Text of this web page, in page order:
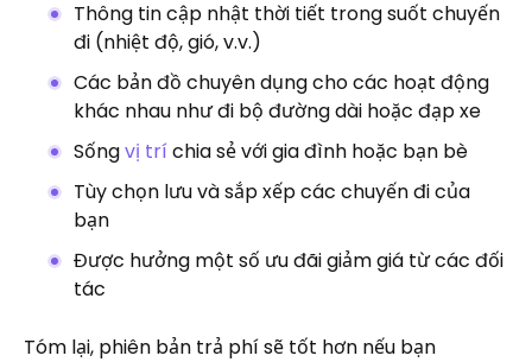
Thông tin cập nhật thời tiết trong suốt chuyến
đi (nhiệt độ, gió, v.v.)
Các bản đồ chuyên dụng cho các hoạt động
khác nhau như đi bộ đường dài hoặc đạp xe
Sốngvị trí chia sẻ với gia đình hoặc bạn bè
Tùy chọn lưu và sắp xếp các chuyến đi của
bạn
Được hưởng một số ưu đãi giảm giá từ các đối
tác
Tóm lại, phiên bản trả phí sẽ tốt hơn nếu bạn